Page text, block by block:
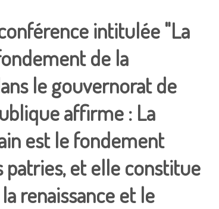
intitulée "La
de la
le gouvernorat de
affirme : La
est le fondement
patries, et elle constitue
renaissance et le